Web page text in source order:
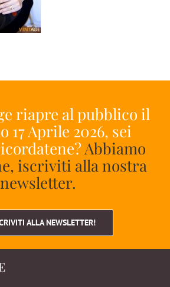
riapre al pubblico il
17 Aprile 2026, sei
Abbiamo
iscriviti alla nostra
newsletter.
ALLA NEWSLETTER!